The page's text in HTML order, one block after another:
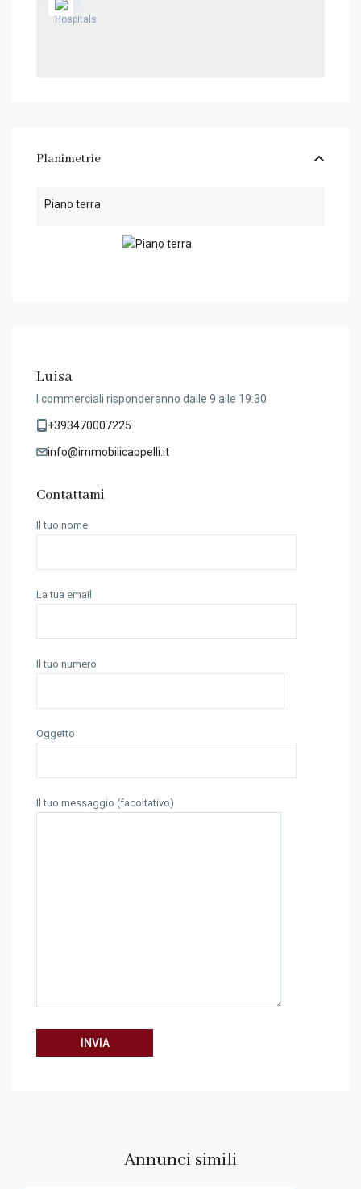
Planimetrie
Piano terra
Luisa
I commerciali risponderanno dalle 9 alle 19:30
+393470007225
info@immobilicappelli.it
Contattami
Il tuo nome
La tua email
Il tuo numero
Oggetto
Il tuo messaggio (facoltativo)
Annunci simili